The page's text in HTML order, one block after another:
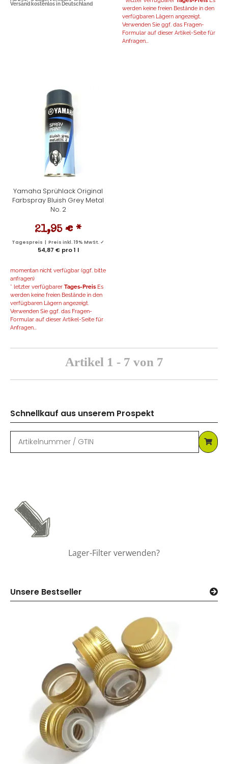
Versand kostenlos in Deutschland
werden keine freien Bestände in den
verfügbaren Lägern angezeigt.
Verwenden Sie ggf. das Fragen-
Formular auf dieser Artikel-Seite für
Anfragen...
Yamaha Sprühlack Original
Farbspray Bluish Grey Metal
No. 2
21,95 € *
Tagespreis | Preis inkl. 19% MwSt. ✓
54,87 € pro 1 l
momentan nicht verfügbar (ggf. bitte
anfragen)
* letzter verfügbarer Tages-Preis Es
werden keine freien Bestände in den
verfügbaren Lägern angezeigt.
Verwenden Sie ggf. das Fragen-
Formular auf dieser Artikel-Seite für
Anfragen...
Artikel 1 - 7 von 7
Schnellkauf aus unserem Prospekt
Lager-Filter verwenden?
Unsere Bestseller